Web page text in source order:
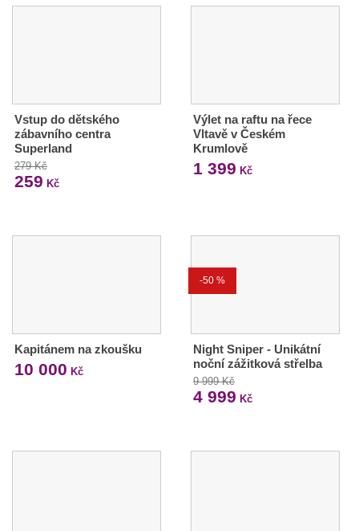
Vstup do dětského
zábavního centra
Superland
279 Kč
259 Kč
Výlet na raftu na řece
Vltavě v Českém
Krumlově
1 399 Kč
Kapitánem na zkoušku
10 000 Kč
-50 %
Night Sniper - Unikátní
noční zážitková střelba
9 999 Kč
4 999 Kč